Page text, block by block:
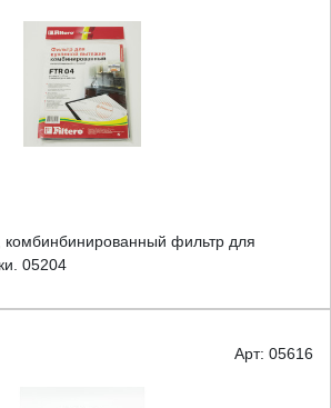
комбинбинированный фильтр для
05204
Арт: 05616